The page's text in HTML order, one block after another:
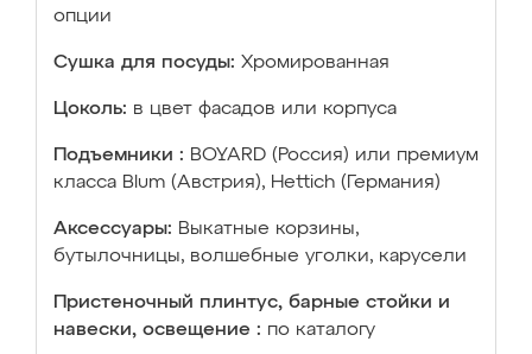
опции
Сушка для посуды: Хромированная
Цоколь: в цвет фасадов или корпуса
Подъемники : BOYARD (Россия) или премиум
класса Blum (Австрия), Hettich (Германия)
Аксессуары: Выкатные корзины,
бутылочницы, волшебные уголки, карусели
Пристеночный плинтус, барные стойки и
навески, освещение : по каталогу